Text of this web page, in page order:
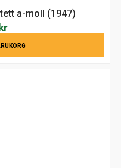
a-moll (1947)